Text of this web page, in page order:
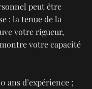
peut être
: la tenue de la
votre rigueur,
votre capacité
ans d’expérience ;